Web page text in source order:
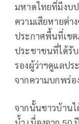
มหาดไทยที่มีงบป
ความเสียหายต่า
ประกาศพื้นที่เข
ประชาชนที่ได้รั
รองผู้ว่าฯดูแลปร
จากความบกพร่
จากนั้นชาวบ้านไ